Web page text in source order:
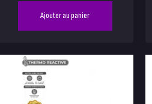
Ajouter au panier